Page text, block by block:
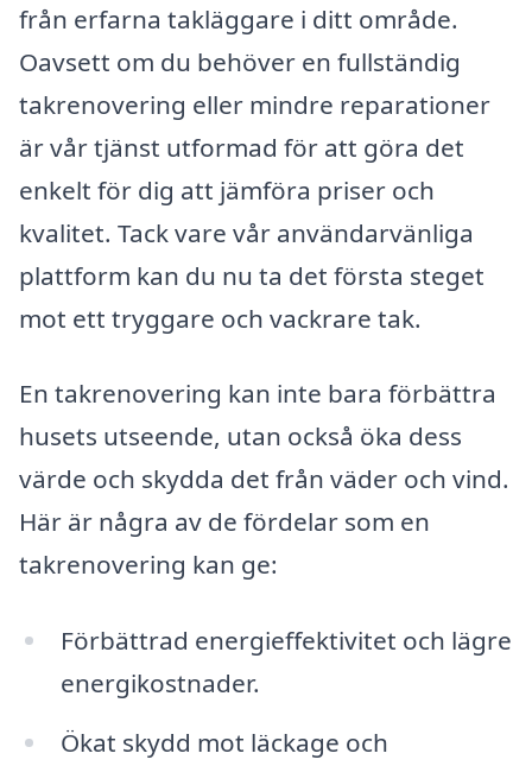
från erfarna takläggare i ditt område.
Oavsett om du behöver en fullständig
takrenovering eller mindre reparationer
är vår tjänst utformad för att göra det
enkelt för dig att jämföra priser och
kvalitet. Tack vare vår användarvänliga
plattform kan du nu ta det första steget
mot ett tryggare och vackrare tak.
En takrenovering kan inte bara förbättra
husets utseende, utan också öka dess
värde och skydda det från väder och vind.
Här är några av de fördelar som en
takrenovering kan ge:
Förbättrad energieffektivitet och lägre
energikostnader.
Ökat skydd mot läckage och